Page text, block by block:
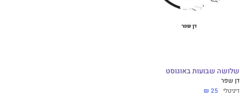
שלושה שבועות באוגוסט
דן שפר
דיגיטלי 25 ₪